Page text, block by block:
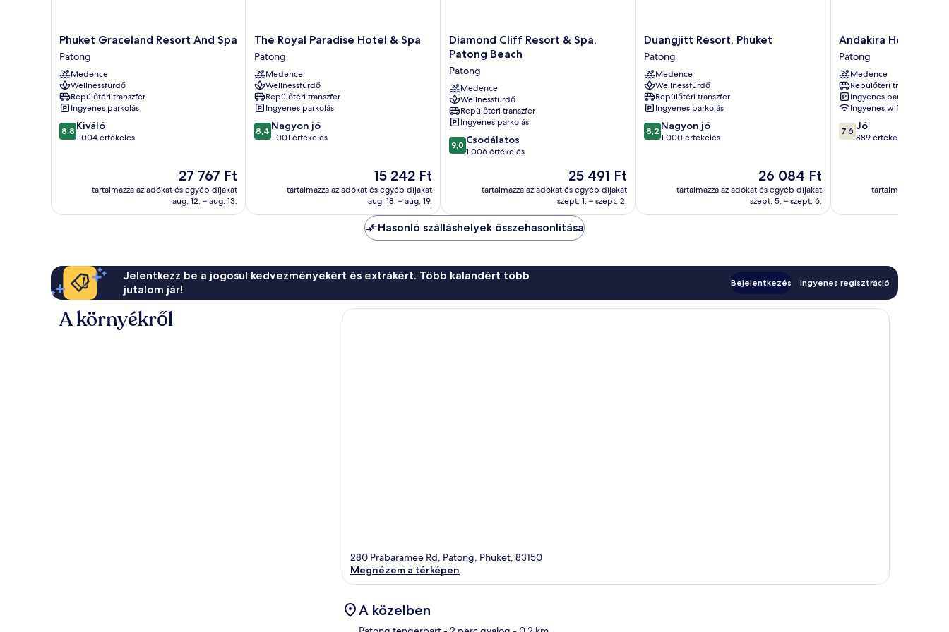
Phuket
Graceland
Resort
And
Spa
Patong
Phuket Graceland Resort And Spa
Patong
Medence
Wellnessfürdő
Repülőtéri transzfer
Ingyenes parkolás
8.8
ennyiből:
értékelés
8,8 Kiváló
1 004 értékelés
Az
27 767 Ft
27 767 Ft
tartalmazza az adókat és egyéb díjakat
aug. 12. – aug. 13.
The
Royal
Paradise
Hotel
&
Spa
Patong
The Royal Paradise Hotel & Spa
Patong
Medence
Wellnessfürdő
Repülőtéri transzfer
Ingyenes parkolás
8.4
ennyiből:
8,4 Nagyon jó
1 001 értékelés
Az
15 242 Ft
15 242 Ft
tartalmazza az adókat és egyéb díjakat
aug. 18. – aug. 19.
Diamond
Cliff
&
Spa,
Patong
Beach
Patong
Diamond Cliff Resort & Spa,
Patong Beach
Patong
Medence
Wellnessfürdő
Repülőtéri transzfer
Ingyenes parkolás
9.0
ennyiből:
9,0 Csodálatos
1 006 értékelés
Az
25 491 Ft
25 491 Ft
tartalmazza az adókat és egyéb díjakat
szept. 1. – szept. 2.
Duangjitt
Resort,
Phuket
Patong
Duangjitt Resort, Phuket
Patong
Medence
Wellnessfürdő
Repülőtéri transzfer
Ingyenes parkolás
8.2
ennyiből:
8,2 Nagyon jó
1 000 értékelés
Az
ár
26 084 Ft
26 084 Ft
tartalmazza az adókat és egyéb díjakat
szept. 5. – szept. 6.
Andakira
Hotel
Patong
Andakira Hotel
Patong
Medence
Repülőtéri transzfer
Ingyenes parkolás
Ingyenes wifi
7.6
ennyiből:
értékelés
7,6 Jó
889 értékelés
tartalmazza az
Hasonló szálláshelyek összehasonlítása
Jelentkezz be a jogosul kedvezményekért és extrákért. Több kalandért több
jutalom jár!
Bejelentkezés Ingyenes regisztráció
A környékről
280 Prabaramee Rd, Patong, Phuket, 83150
Megnézem a térképen
A közelben